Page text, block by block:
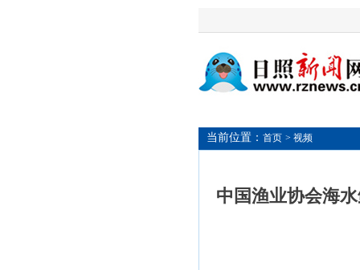
当前位置： 首页 > 视频
中国渔业协会海